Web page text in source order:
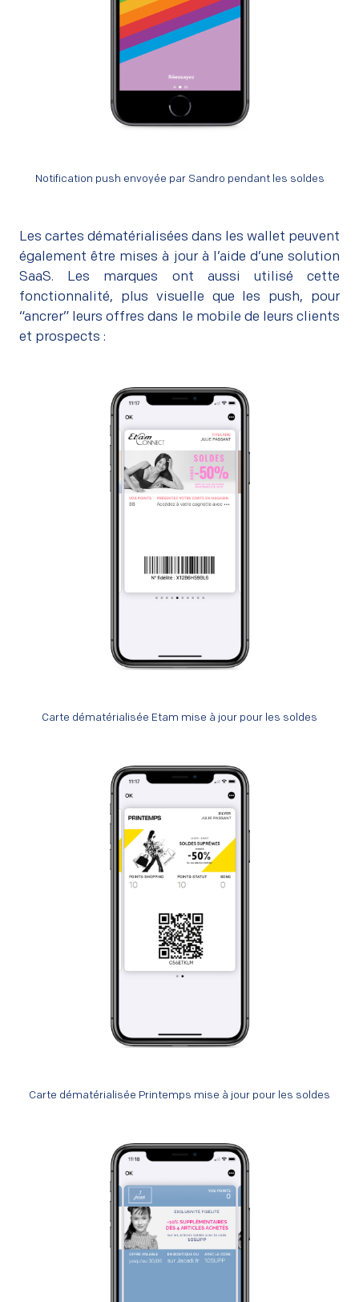
Notification push envoyée par Sandro pendant les soldes
Les cartes dématérialisées dans les wallet peuvent
également être mises à jour à l’aide d’une solution
SaaS. Les marques ont aussi utilisé cette
fonctionnalité, plus visuelle que les push, pour
“ancrer” leurs offres dans le mobile de leurs clients
et prospects :
Carte dématérialisée Etam mise à jour pour les soldes
Carte dématérialisée Printemps mise à jour pour les soldes